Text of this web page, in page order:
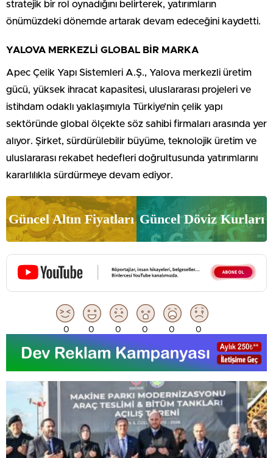
stratejik bir rol oynadığını belirterek, yatırımların
önümüzdeki dönemde artarak devam edeceğini kaydetti.
YALOVA MERKEZLİ GLOBAL BİR MARKA
Apec Çelik Yapı Sistemleri A.Ş., Yalova merkezli üretim
gücü, yüksek ihracat kapasitesi, uluslararası projeleri ve
istihdam odaklı yaklaşımıyla Türkiye’nin çelik yapı
sektöründe global ölçekte söz sahibi firmaları arasında yer
alıyor. Şirket, sürdürülebilir büyüme, teknolojik üretim ve
uluslararası rekabet hedefleri doğrultusunda yatırımlarını
kararlılıkla sürdürmeye devam ediyor.
Güncel Altın Fiyatları Güncel Döviz Kurları
0 0 0 0 0 0